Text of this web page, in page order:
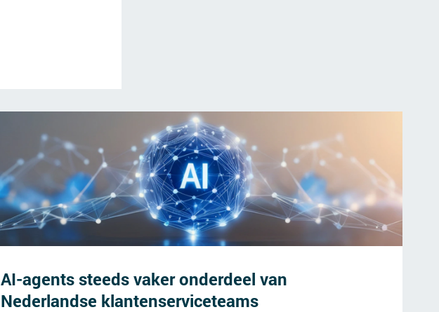
AI-agents steeds vaker onderdeel van
Nederlandse klantenserviceteams